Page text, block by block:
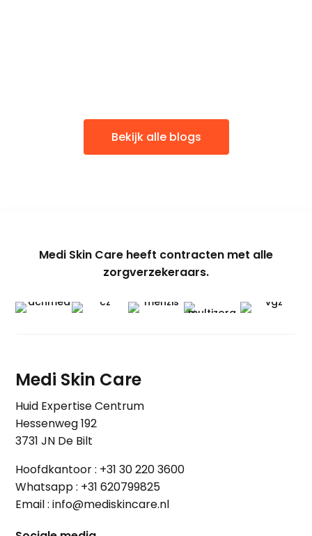
Bekijk alle blogs
Medi Skin Care heeft contracten met alle
zorgverzekeraars.
Medi Skin Care
Huid Expertise Centrum
Hessenweg 192
3731 JN De Bilt
Hoofdkantoor : +31 30 220 3600
Whatsapp : +31 620799825
Email : info@mediskincare.nl